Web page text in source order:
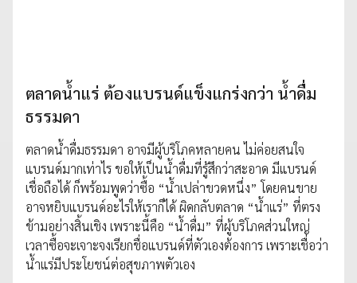
ตลาดน้ำแร่ ต้องแบรนด์แข็งแกร่งกว่า น้ำดื่ม
ธรรมดา
ตลาดน้ำดื่มธรรมดา อาจมีผู้บริโภคหลายคน ไม่ค่อยสนใจ
แบรนด์มากเท่าไร ขอให้เป็นน้ำดื่มที่รู้สึกว่าสะอาด มีแบรนด์
เชื่อถือได้ ก็พร้อมพูดว่าซื้อ “น้ำเปล่าขวดหนึ่ง” โดยคนขาย
อาจหยิบแบรนด์อะไรให้เราก็ได้ ผิดกลับตลาด “น้ำแร่” ที่ตรง
ข้ามอย่างสิ้นเชิง เพราะนี้คือ “น้ำดื่ม” ที่ผู้บริโภคส่วนใหญ่
เวลาซื้อจะเจาะจงเรียกชื่อแบรนด์ที่ตัวเองต้องการ เพราะเชื่อว่า
น้ำแร่มีประโยชน์ต่อสุขภาพตัวเอง